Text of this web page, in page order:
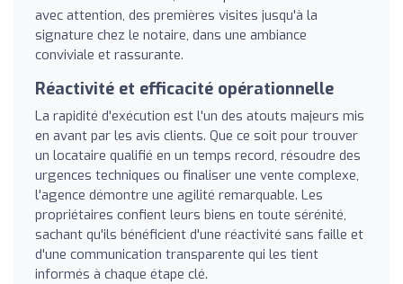
avec attention, des premières visites jusqu'à la
signature chez le notaire, dans une ambiance
conviviale et rassurante.
Réactivité et efficacité opérationnelle
La rapidité d'exécution est l'un des atouts majeurs mis
en avant par les avis clients. Que ce soit pour trouver
un locataire qualifié en un temps record, résoudre des
urgences techniques ou finaliser une vente complexe,
l'agence démontre une agilité remarquable. Les
propriétaires confient leurs biens en toute sérénité,
sachant qu'ils bénéficient d'une réactivité sans faille et
d'une communication transparente qui les tient
informés à chaque étape clé.